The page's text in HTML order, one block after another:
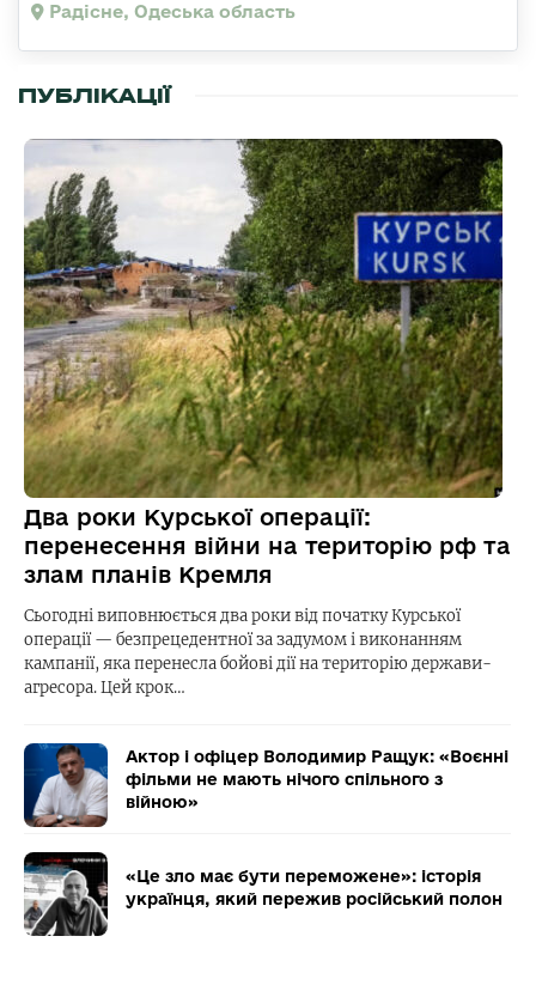
Радісне, Одеська область
ПУБЛІКАЦІЇ
Два роки Курської операції:
перенесення війни на територію рф та
злам планів Кремля
Сьогодні виповнюється два роки від початку Курської
операції — безпрецедентної за задумом і виконанням
кампанії, яка перенесла бойові дії на територію держави-
агресора. Цей крок…
Актор і офіцер Володимир Ращук: «Воєнні
фільми не мають нічого спільного з
війною»
«Це зло має бути переможене»: історія
українця, який пережив російський полон